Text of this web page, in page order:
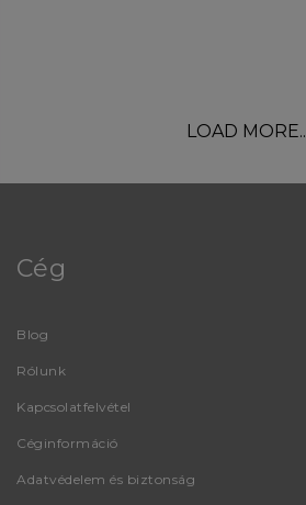
LOAD MORE..
Cég
Blog
Rólunk
Kapcsolatfelvétel
Céginformáció
Adatvédelem és biztonság